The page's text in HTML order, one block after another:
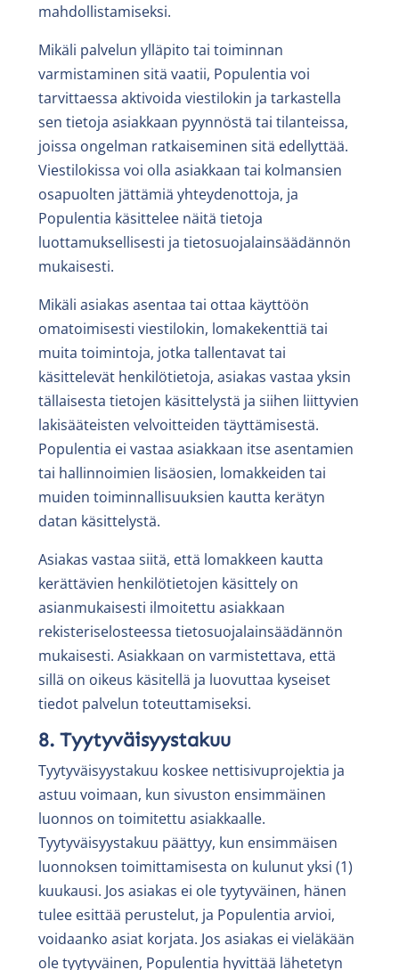
mahdollistamiseksi.
Mikäli palvelun ylläpito tai toiminnan
varmistaminen sitä vaatii, Populentia voi
tarvittaessa aktivoida viestilokin ja tarkastella
sen tietoja asiakkaan pyynnöstä tai tilanteissa,
joissa ongelman ratkaiseminen sitä edellyttää.
Viestilokissa voi olla asiakkaan tai kolmansien
osapuolten jättämiä yhteydenottoja, ja
Populentia käsittelee näitä tietoja
luottamuksellisesti ja tietosuojalainsäädännön
mukaisesti.
Mikäli asiakas asentaa tai ottaa käyttöön
omatoimisesti viestilokin, lomakekenttiä tai
muita toimintoja, jotka tallentavat tai
käsittelevät henkilötietoja, asiakas vastaa yksin
tällaisesta tietojen käsittelystä ja siihen liittyvien
lakisääteisten velvoitteiden täyttämisestä.
Populentia ei vastaa asiakkaan itse asentamien
tai hallinnoimien lisäosien, lomakkeiden tai
muiden toiminnallisuuksien kautta kerätyn
datan käsittelystä.
Asiakas vastaa siitä, että lomakkeen kautta
kerättävien henkilötietojen käsittely on
asianmukaisesti ilmoitettu asiakkaan
rekisteriselosteessa tietosuojalainsäädännön
mukaisesti. Asiakkaan on varmistettava, että
sillä on oikeus käsitellä ja luovuttaa kyseiset
tiedot palvelun toteuttamiseksi.
8. Tyytyväisyystakuu
Tyytyväisyystakuu koskee nettisivuprojektia ja
astuu voimaan, kun sivuston ensimmäinen
luonnos on toimitettu asiakkaalle.
Tyytyväisyystakuu päättyy, kun ensimmäisen
luonnoksen toimittamisesta on kulunut yksi (1)
kuukausi. Jos asiakas ei ole tyytyväinen, hänen
tulee esittää perustelut, ja Populentia arvioi,
voidaanko asiat korjata. Jos asiakas ei vieläkään
ole tyytyväinen, Populentia hyvittää lähetetyn